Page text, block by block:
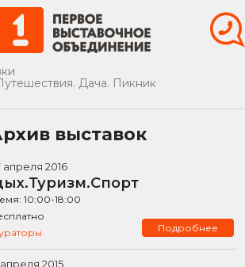
Дача. Пикник
выставок
апреля 2016
10:00-18:00
Подробнее
2015